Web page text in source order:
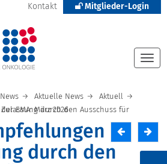
Kontakt Mitglieder-Login
News Aktuelle News
Aktuell
(CHMP) der EMA: März 2026
durch den